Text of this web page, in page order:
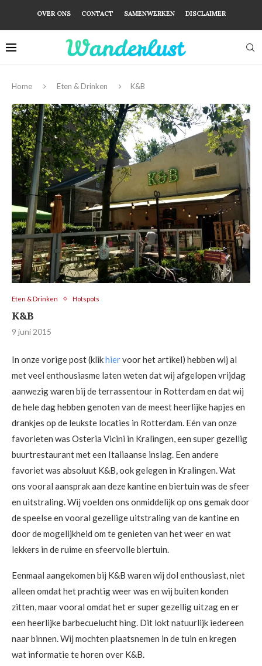
OVER ONS CONTACT SAMENWERKEN DISCLAIMER
Home Eten & Drinken K&B
Eten & Drinken Hotspots
K&B
9 juni 2015
In onze vorige post (klikhiervoor het artikel) hebben wij al
met veel enthousiasme laten weten dat wij afgelopen vrijdag
aanwezig waren bij de terrassentour in Rotterdam en dat wij
de hele dag hebben genoten van de meest heerlijke hapjes en
drankjes op de leukste locaties in Rotterdam. Eén van onze
favorieten was Osteria Vicini in Kralingen, een super gezellig
buurtrestaurant met een Italiaanse inslag. Een andere
favoriet was absoluut K&B, ook gelegen in Kralingen. Wat
ons vooral aansprak aan deze kantine en biertuin was de sfeer
en uitstraling. Wij voelden ons onmiddelijk op ons gemak door
de speelse en vooral gezellige uitstraling van de kantine en
door de mogelijkheid om te genieten van het weer en wat
lekkers in de ruime en sfeervolle biertuin.
Eenmaal aangekomen bij K&B waren wij dol enthousiast, niet
alleen omdat het prachtig weer was en wij buiten konden
zitten, maar vooral omdat het er super gezellig uitzag en er
een heerlijke barbecuelucht hing. Dit lokt natuurlijk iedereen
naar binnen. Wij mochten plaatsnemen in de tuin en kregen
wat informatie te horen over K&B.